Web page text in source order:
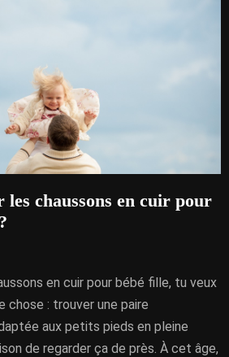
les chaussons en cuir pour
en cuir pour bébé fille, tu veux
chose : trouver une paire
aux petits pieds en pleine
de regarder ça de près. À cet âge,